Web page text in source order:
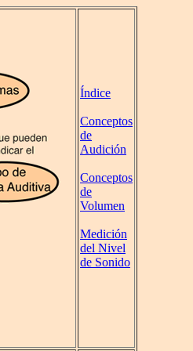
Índice
Conceptos
de
Audición
Conceptos
de
Volumen
Medición
del Nivel
de Sonido